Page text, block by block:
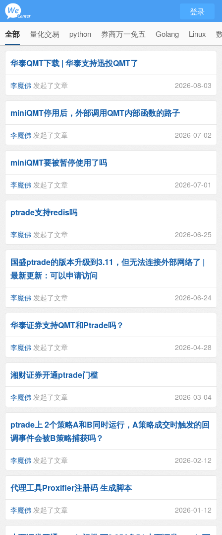
登录
全部 量化交易 python 券商万一免五 Golang Linux
华泰QMT下载 | 华泰支持迅投QMT了
李魔佛 发起了文章 2026-08-03
miniQMT停用后，外部调用QMT内部函数的路子
李魔佛 发起了文章 2026-07-02
miniQMT要被暂停使用了吗
李魔佛 发起了文章 2026-07-01
ptrade支持redis吗
李魔佛 发起了文章 2026-06-25
国盛ptrade的版本升级到3.11，但无法连接外部网络了 |
最新更新：可以申请访问
李魔佛 发起了文章 2026-06-24
华泰证券支持QMT和Ptrade吗？
李魔佛 发起了文章 2026-04-28
湘财证券开通ptrade门槛
李魔佛 发起了文章 2026-03-04
ptrade上 2个策略A和B同时运行，A策略成交时触发的回
调事件会被B策略捕获吗？
李魔佛 发起了文章 2026-02-12
代理工具Proxifier注册码 生成脚本
李魔佛 发起了文章 2026-01-12